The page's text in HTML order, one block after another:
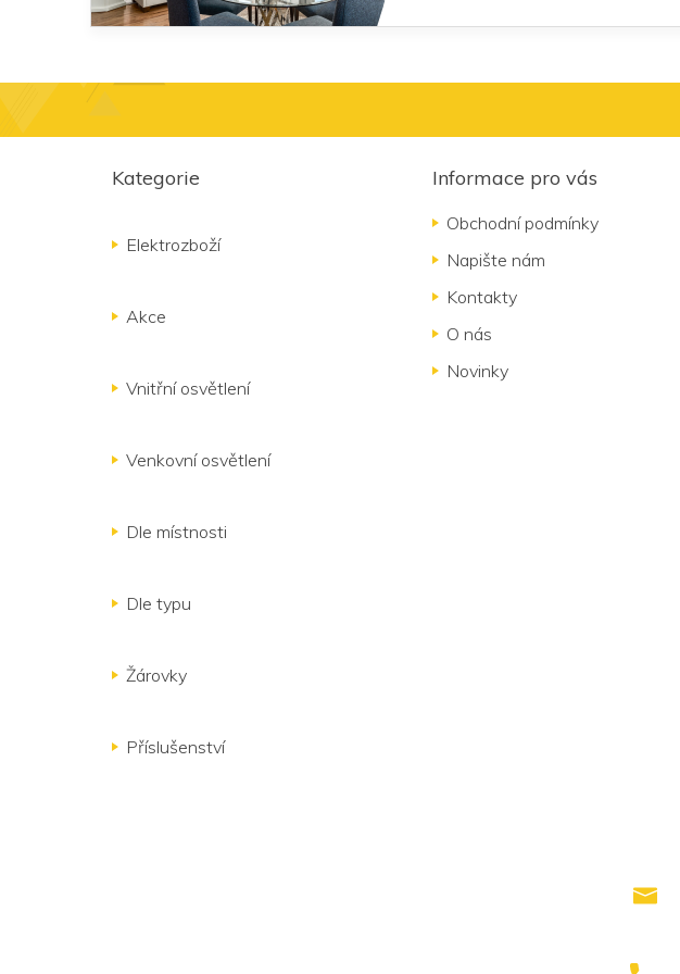
Kategorie
Elektrozboží
Akce
Vnitřní osvětlení
Venkovní osvětlení
Dle místnosti
Dle typu
Žárovky
Příslušenství
Informace pro vás
Obchodní podmínky
Napište nám
Kontakty
O nás
Novinky